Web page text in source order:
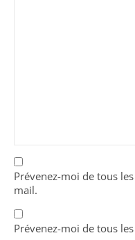
Prévenez-moi de tous
mail.
Prévenez-moi de tous